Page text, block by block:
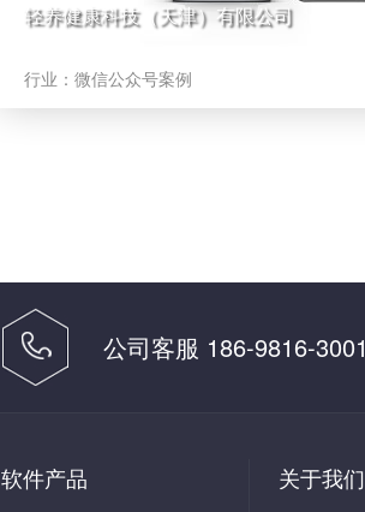
轻养健康科技（天津）有限公司
行业： 微信公众号案例
公司客服 186-9816-3001
软件产品 关于我们